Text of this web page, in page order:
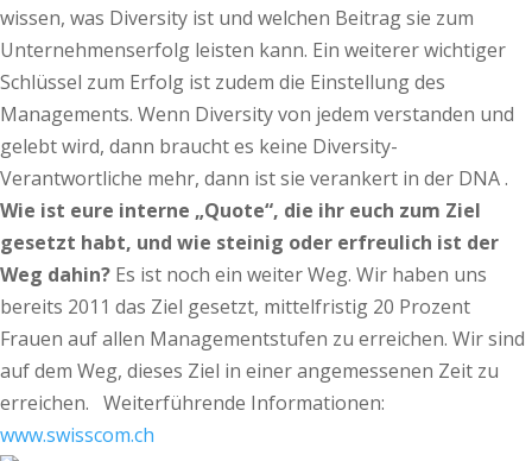
wissen, was Diversity ist und welchen Beitrag sie zum
Unternehmenserfolg leisten kann. Ein weiterer wichtiger
Schlüssel zum Erfolg ist zudem die Einstellung des
Managements. Wenn Diversity von jedem verstanden und
gelebt wird, dann braucht es keine Diversity-
Verantwortliche mehr, dann ist sie verankert in der DNA .
Wie ist eure interne „Quote“, die ihr euch zum Ziel
gesetzt habt, und wie steinig oder erfreulich ist der
Weg dahin? Es ist noch ein weiter Weg. Wir haben uns
bereits 2011 das Ziel gesetzt, mittelfristig 20 Prozent
Frauen auf allen Managementstufen zu erreichen. Wir sind
auf dem Weg, dieses Ziel in einer angemessenen Zeit zu
erreichen. Weiterführende Informationen:
www.swisscom.ch